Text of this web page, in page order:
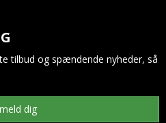
tilbud og spændende nyheder, så
dig